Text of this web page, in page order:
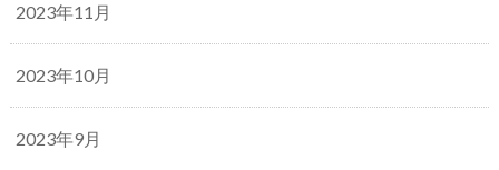
2023年11月
2023年10月
2023年9月